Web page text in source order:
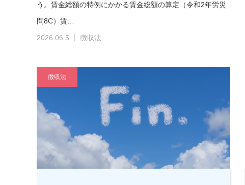
う。賃金総額の特例にかかる賃金総額の算定（令和2年労災
問8C）賃…
2026.06.5 徴収法
徴収法